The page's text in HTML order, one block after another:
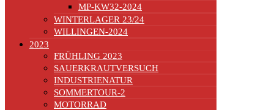
MP-KW32-2024
WINTERLAGER 23/24
WILLINGEN-2024
2023
FRÜHLING 2023
SAUERKRAUTVERSUCH
INDUSTRIENATUR
SOMMERTOUR-2
MOTORRAD